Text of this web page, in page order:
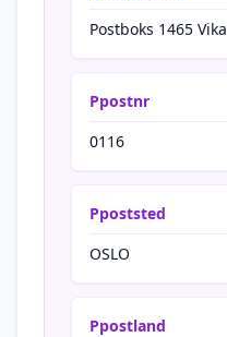
Postboks 1465 Vika
Ppostnr
0116
Ppoststed
OSLO
Ppostland